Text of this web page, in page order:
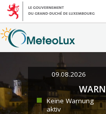
09.08.2026
Keine Warnung
aktiv